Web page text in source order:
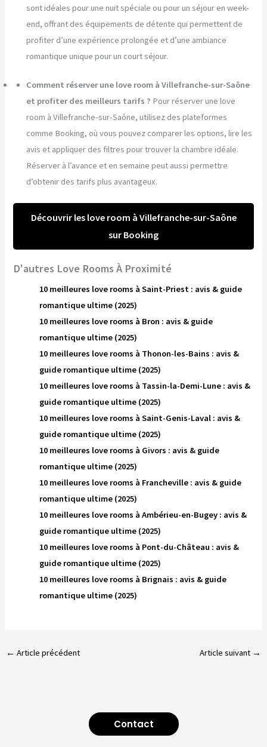
sont idéales pour une nuit spéciale ou pour un séjour en week-
end, offrant des équipements de détente qui permettent de
profiter d’une expérience prolongée et d’une ambiance
romantique unique pour un court séjour.
Comment réserver une love room à Villefranche-sur-Saône
et profiter des meilleurs tarifs ? Pour réserver une love
room à Villefranche-sur-Saône, utilisez des plateformes
comme Booking, où vous pouvez comparer les options, lire les
avis et appliquer des filtres pour trouver la chambre idéale.
Réserver à l’avance et en semaine peut aussi permettre
d’obtenir des tarifs plus avantageux.
Découvrir les love room à Villefranche-sur-Saône
sur Booking
D'autres Love Rooms À Proximité
10 meilleures love rooms à Saint-Priest : avis & guide
romantique ultime (2025)
10 meilleures love rooms à Bron : avis & guide
romantique ultime (2025)
10 meilleures love rooms à Thonon-les-Bains : avis &
guide romantique ultime (2025)
10 meilleures love rooms à Tassin-la-Demi-Lune : avis &
guide romantique ultime (2025)
10 meilleures love rooms à Saint-Genis-Laval : avis &
guide romantique ultime (2025)
10 meilleures love rooms à Givors : avis & guide
romantique ultime (2025)
10 meilleures love rooms à Francheville : avis & guide
romantique ultime (2025)
10 meilleures love rooms à Ambérieu-en-Bugey : avis &
guide romantique ultime (2025)
10 meilleures love rooms à Pont-du-Château : avis &
guide romantique ultime (2025)
10 meilleures love rooms à Brignais : avis & guide
romantique ultime (2025)
← Article précédent Article suivant →
Contact